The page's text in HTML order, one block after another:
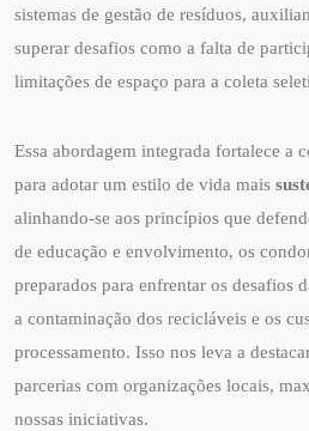
sistemas de gestão de resíduos,
superar desafios como a falta de
limitações de espaço para a coleta
Essa abordagem integrada fortalece a
para adotar um estilo de vida mais
alinhando-se aos princípios que
de educação e envolvimento, os
preparados para enfrentar os desafios
a contaminação dos recicláveis e os
processamento. Isso nos leva a
parcerias com organizações locais,
nossas iniciativas.